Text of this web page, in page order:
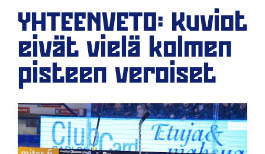
YHTEENVETO: Kuviot
eivät vielä kolmen
pisteen veroiset